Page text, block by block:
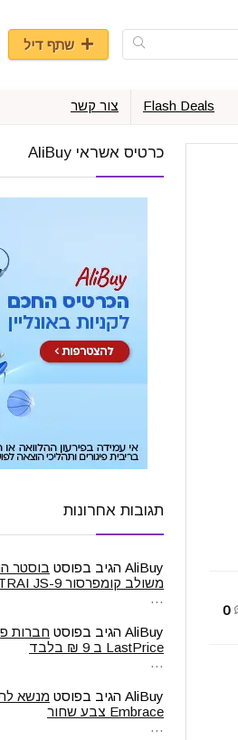
שתף דיל
Flash Deals צור קשר
0
כרטיס אשראי AliBuy
תגובות אחרונות
AliBuy הגיב בפוסט בוסטר
משולב קומפרסור UTRAI JS-9
…
AliBuy הגיב בפוסט חברות
LastPrice ב 9 ₪ בלבד
…
AliBuy הגיב בפוסט
Embrace צבע שחור
…